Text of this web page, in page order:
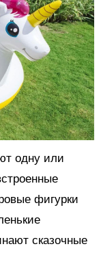
одну или
фигурки
сказочные